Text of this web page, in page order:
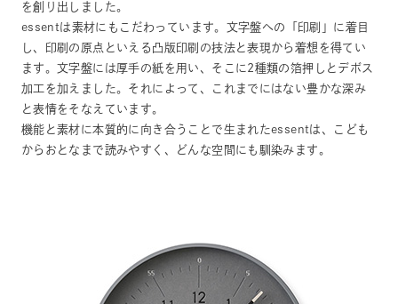
を創り出しました。
essentは素材にもこだわっています。文字盤への「印刷」に着目
し、印刷の原点といえる凸版印刷の技法と表現から着想を得てい
ます。文字盤には厚手の紙を用い、そこに2種類の箔押しとデボス
加工を加えました。それによって、これまでにはない豊かな深み
と表情をそなえています。
機能と素材に本質的に向き合うことで生まれたessentは、こども
からおとなまで読みやすく、どんな空間にも馴染みます。